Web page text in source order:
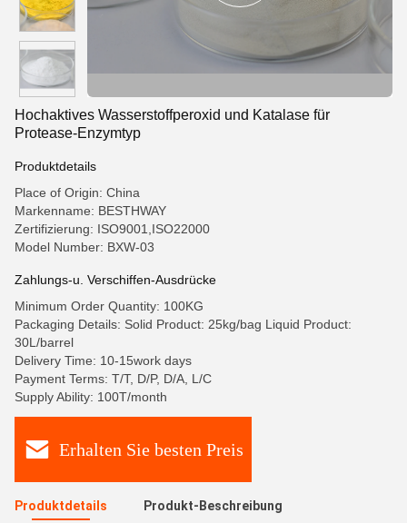
Hochaktives Wasserstoffperoxid und Katalase für
Protease-Enzymtyp
Produktdetails
Place of Origin: China
Markenname: BESTHWAY
Zertifizierung: ISO9001,ISO22000
Model Number: BXW-03
Zahlungs-u. Verschiffen-Ausdrücke
Minimum Order Quantity: 100KG
Packaging Details: Solid Product: 25kg/bag Liquid Product:
30L/barrel
Delivery Time: 10-15work days
Payment Terms: T/T, D/P, D/A, L/C
Supply Ability: 100T/month
Erhalten Sie besten Preis
Produktdetails Produkt-Beschreibung